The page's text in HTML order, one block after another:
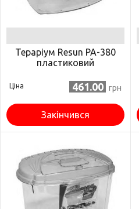
Тераріум Resun PA-380
пластиковий
Ціна 461.00 грн
Закінчився